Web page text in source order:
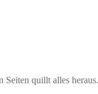
Seiten quillt alles